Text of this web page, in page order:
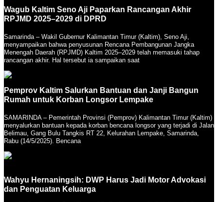
Wagub Kaltim Seno Aji Paparkan Rancangan Akhir
RPJMD 2025–2029 di DPRD
Samarinda – Wakil Gubernur Kalimantan Timur (Kaltim), Seno Aji,
menyampaikan bahwa penyusunan Rencana Pembangunan Jangka
Menengah Daerah (RPJMD) Kaltim 2025–2029 telah memasuki tahap
rancangan akhir. Hal tersebut ia sampaikan saat
Pemprov Kaltim Salurkan Bantuan dan Janji Bangun
Rumah untuk Korban Longsor Lempake
SAMARINDA – Pemerintah Provinsi (Pemprov) Kalimantan Timur (Kaltim)
menyalurkan bantuan kepada korban bencana longsor yang terjadi di Jalan
Belimau, Gang Bulu Tangkis RT 22, Kelurahan Lempake, Samarinda,
Rabu (14/5/2025). Bencana
Wahyu Hernaningsih: DWP Harus Jadi Motor Advokasi
dan Penguatan Keluarga